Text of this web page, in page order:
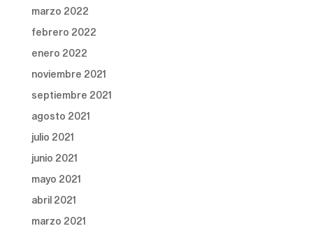
marzo 2022
febrero 2022
enero 2022
noviembre 2021
septiembre 2021
agosto 2021
julio 2021
junio 2021
mayo 2021
abril 2021
marzo 2021